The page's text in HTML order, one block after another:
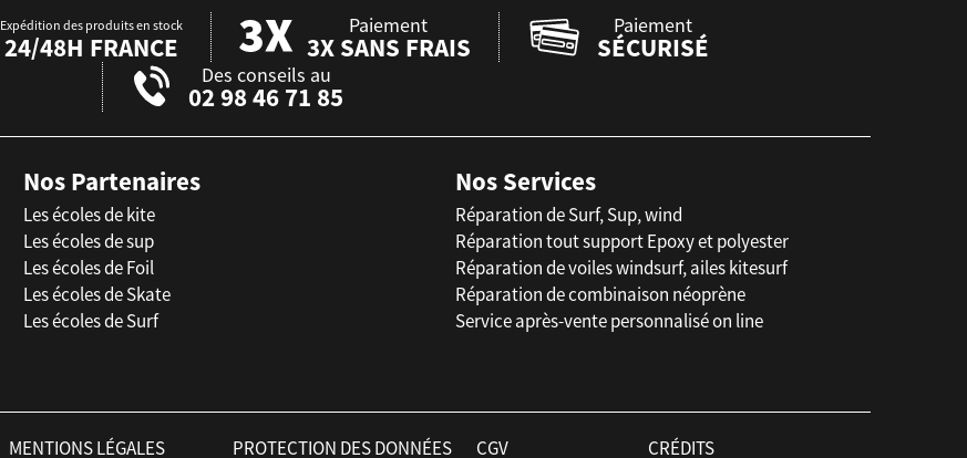
Expédition des produits en stock
24/48H FRANCE
Paiement
3X SANS FRAIS
Paiement
SÉCURISÉ
Des conseils au
02 98 46 71 85
Nos Partenaires
Les écoles de kite
Les écoles de sup
Les écoles de Foil
Les écoles de Skate
Les écoles de Surf
Nos Services
Réparation de Surf, Sup, wind
Réparation tout support Epoxy et polyester
Réparation de voiles windsurf, ailes kitesurf
Réparation de combinaison néoprène
Service après-vente personnalisé on line
MENTIONS LÉGALES PROTECTION DES DONNÉES CGV CRÉDITS